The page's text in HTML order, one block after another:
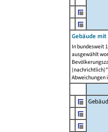
Gebäude
In bundesweit
ausgewählt
Abweichungen